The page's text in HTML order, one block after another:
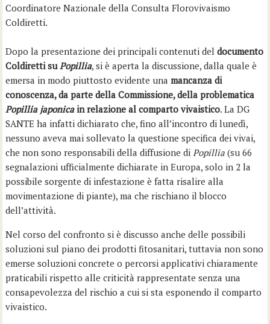
Coordinatore Nazionale della Consulta Florovivaismo
Coldiretti.
Dopo la presentazione dei principali contenuti deldocumento
Coldiretti suPopillia, si è aperta la discussione, dalla quale è
emersa in modo piuttosto evidente unamancanza di
conoscenza, da parte della Commissione, della problematica
Popillia japonicain relazione al comparto vivaistico. La DG
SANTE ha infatti dichiarato che, fino all’incontro di lunedì,
nessuno aveva mai sollevato la questione specifica dei vivai,
che non sono responsabili della diffusione diPopillia (su 66
segnalazioni ufficialmente dichiarate in Europa, solo in 2 la
possibile sorgente di infestazione è fatta risalire alla
movimentazione di piante), ma che rischiano il blocco
dell’attività.
Nel corso del confronto si è discusso anche delle possibili
soluzioni sul piano dei prodotti fitosanitari, tuttavia non sono
emerse soluzioni concrete o percorsi applicativi chiaramente
praticabili rispetto alle criticità rappresentate senza una
consapevolezza del rischio a cui si sta esponendo il comparto
vivaistico.